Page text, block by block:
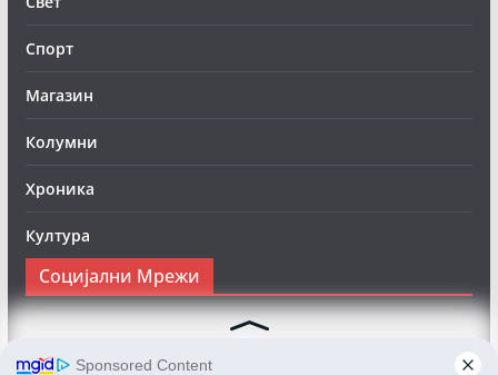
Спорт
Магазин
Колумни
Хроника
Култура
Социјални Мрежи